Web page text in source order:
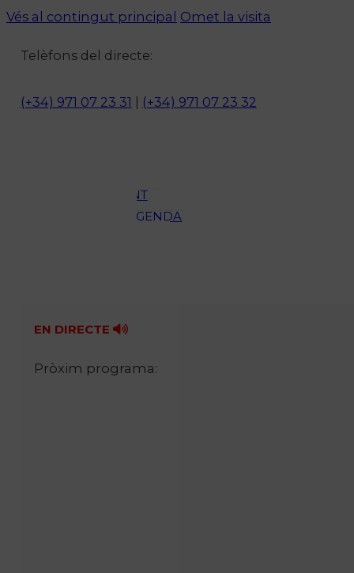
Vés al contingut principal Omet la visita
Telèfons del directe:
(+34) 971 07 23 31 (+34) 971 07 23 32
OCI
AMBIENT
AGENDA
Fes-te'n soci!
EN DIRECTE
Pròxim programa: